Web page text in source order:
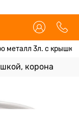
металл 3л. с
корона